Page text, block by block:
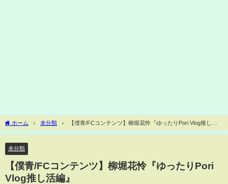
ホーム 未分類
【僕青/FCコンテンツ】柳堀花怜『ゆったりPori Vlog推し活
編』
未分類
【僕青/FCコンテンツ】柳堀花怜『ゆったりPori
Vlog推し活編』